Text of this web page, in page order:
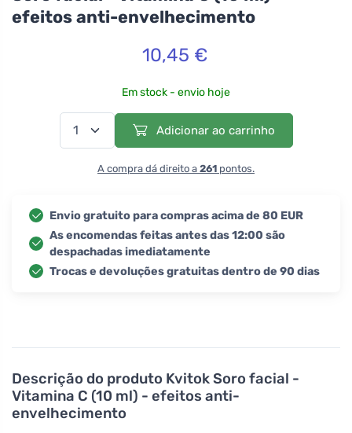
Descrição do produto Kvitok Soro facial -
Vitamina C (10 ml) - efeitos anti-
envelhecimento
efeitos anti-envelhecimento
10,45 €
Em stock - envio hoje
Adicionar ao carrinho
A compra dá direito a 261 pontos.
Envio gratuito para compras acima de 80 EUR
As encomendas feitas antes das 12:00 são
despachadas imediatamente
Trocas e devoluções gratuitas dentro de 90 dias